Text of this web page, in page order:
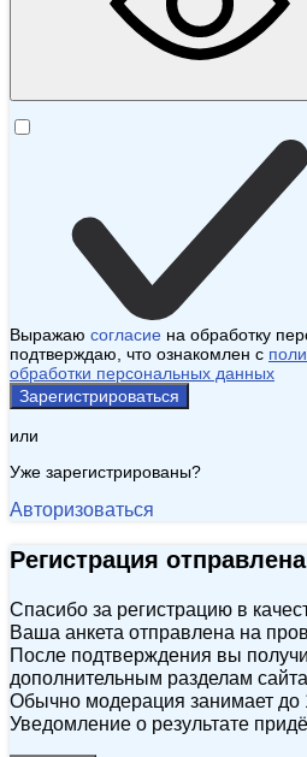
Выражаю согласие на обработку
подтверждаю, что ознакомлен с
обработки персональных данных
Зарегистрироваться
или
Уже зарегистрированы?
Авторизоваться
Регистрация
Спасибо за регистрацию в
Ваша анкета отправлена на
После подтверждения вы
дополнительным разделам
Обычно модерация занимает до
Уведомление о результате